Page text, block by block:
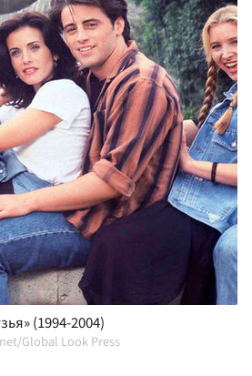
(1994-2004)
Global Look Press